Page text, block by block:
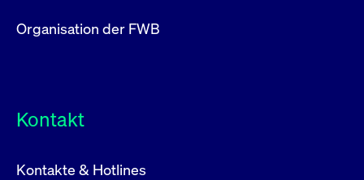
Organisation der FWB
Kontakt
Kontakte & Hotlines